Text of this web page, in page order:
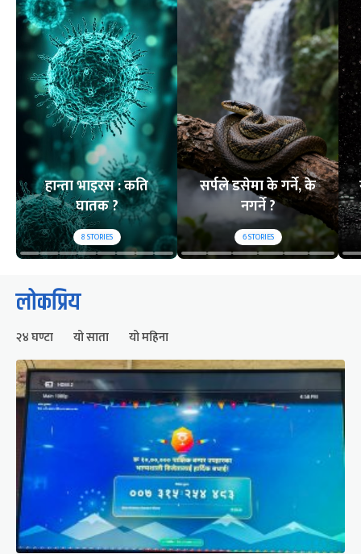
हान्ता भाइरस : कति
घातक ?
8STORIES
सर्पले डसेमा के गर्ने, के
नगर्ने ?
6STORIES
लोकप्रिय
२४ घण्टा यो साता यो महिना